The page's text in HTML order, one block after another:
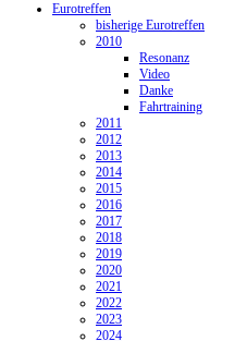
Eurotreffen
bisherige Eurotreffen
2010
Resonanz
Video
Danke
Fahrtraining
2011
2012
2013
2014
2015
2016
2017
2018
2019
2020
2021
2022
2023
2024